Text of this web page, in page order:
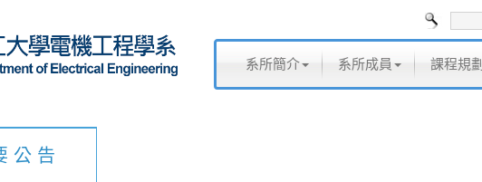
系所簡介 系所成員 課程規劃
公告